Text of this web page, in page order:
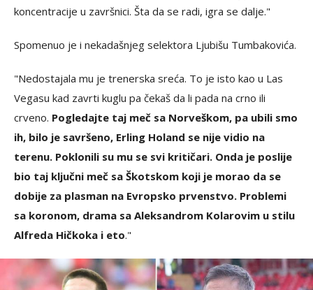
koncentracije u završnici. Šta da se radi, igra se dalje."
Spomenuo je i nekadašnjeg selektora Ljubišu Tumbakovića.
"Nedostajala mu je trenerska sreća. To je isto kao u Las
Vegasu kad zavrti kuglu pa čekaš da li pada na crno ili
crveno. Pogledajte taj meč sa Norveškom, pa ubili smo
ih, bilo je savršeno, Erling Holand se nije vidio na
terenu. Poklonili su mu se svi kritičari. Onda je poslije
bio taj ključni meč sa Škotskom koji je morao da se
dobije za plasman na Evropsko prvenstvo. Problemi
sa koronom, drama sa Aleksandrom Kolarovim u stilu
Alfreda Hičkoka i eto."